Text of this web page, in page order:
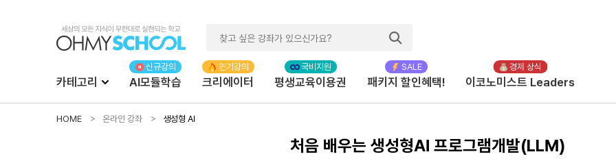
카테고리 AI모듈학습 크리에이터 평생교육이용권 패키지 할인혜택! 이코노미스트 Leaders
HOME 온라인 강좌 생성형 AI
처음 배우는 생성형AI 프로그램개발(LLM)